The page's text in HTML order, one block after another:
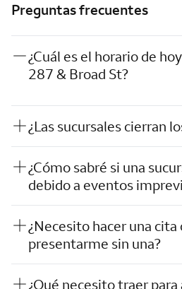
Preguntas frecuentes
¿Cuál es el horario de
287 & Broad St?
¿Las sucursales cierran
¿Cómo sabré si una
debido a eventos
¿Necesito hacer una cita
presentarme sin una?
¿Qué necesito traer